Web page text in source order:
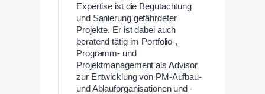
Expertise ist die Begutachtung
und Sanierung gefährdeter
Projekte. Er ist dabei auch
beratend tätig im Portfolio-,
Programm- und
Projektmanagement als Advisor
zur Entwicklung von PM-Aufbau-
und Ablauforganisationen und -